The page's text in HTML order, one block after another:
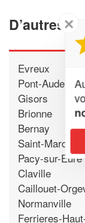
D’autres
Evreux
Pont-Audemer
Gisors
Brionne
Bernay
Saint-Marcel
Pacy-sur-Eure
Claville
Caillouet-
Normanville
Ferrieres-
✕